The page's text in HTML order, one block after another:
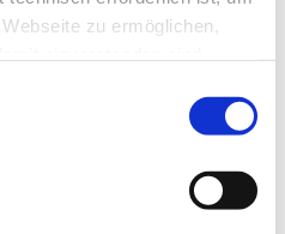
zu ermöglichen,
die Nutzung unserer
für die Partner zur eigenen
auch zu den
Daten und